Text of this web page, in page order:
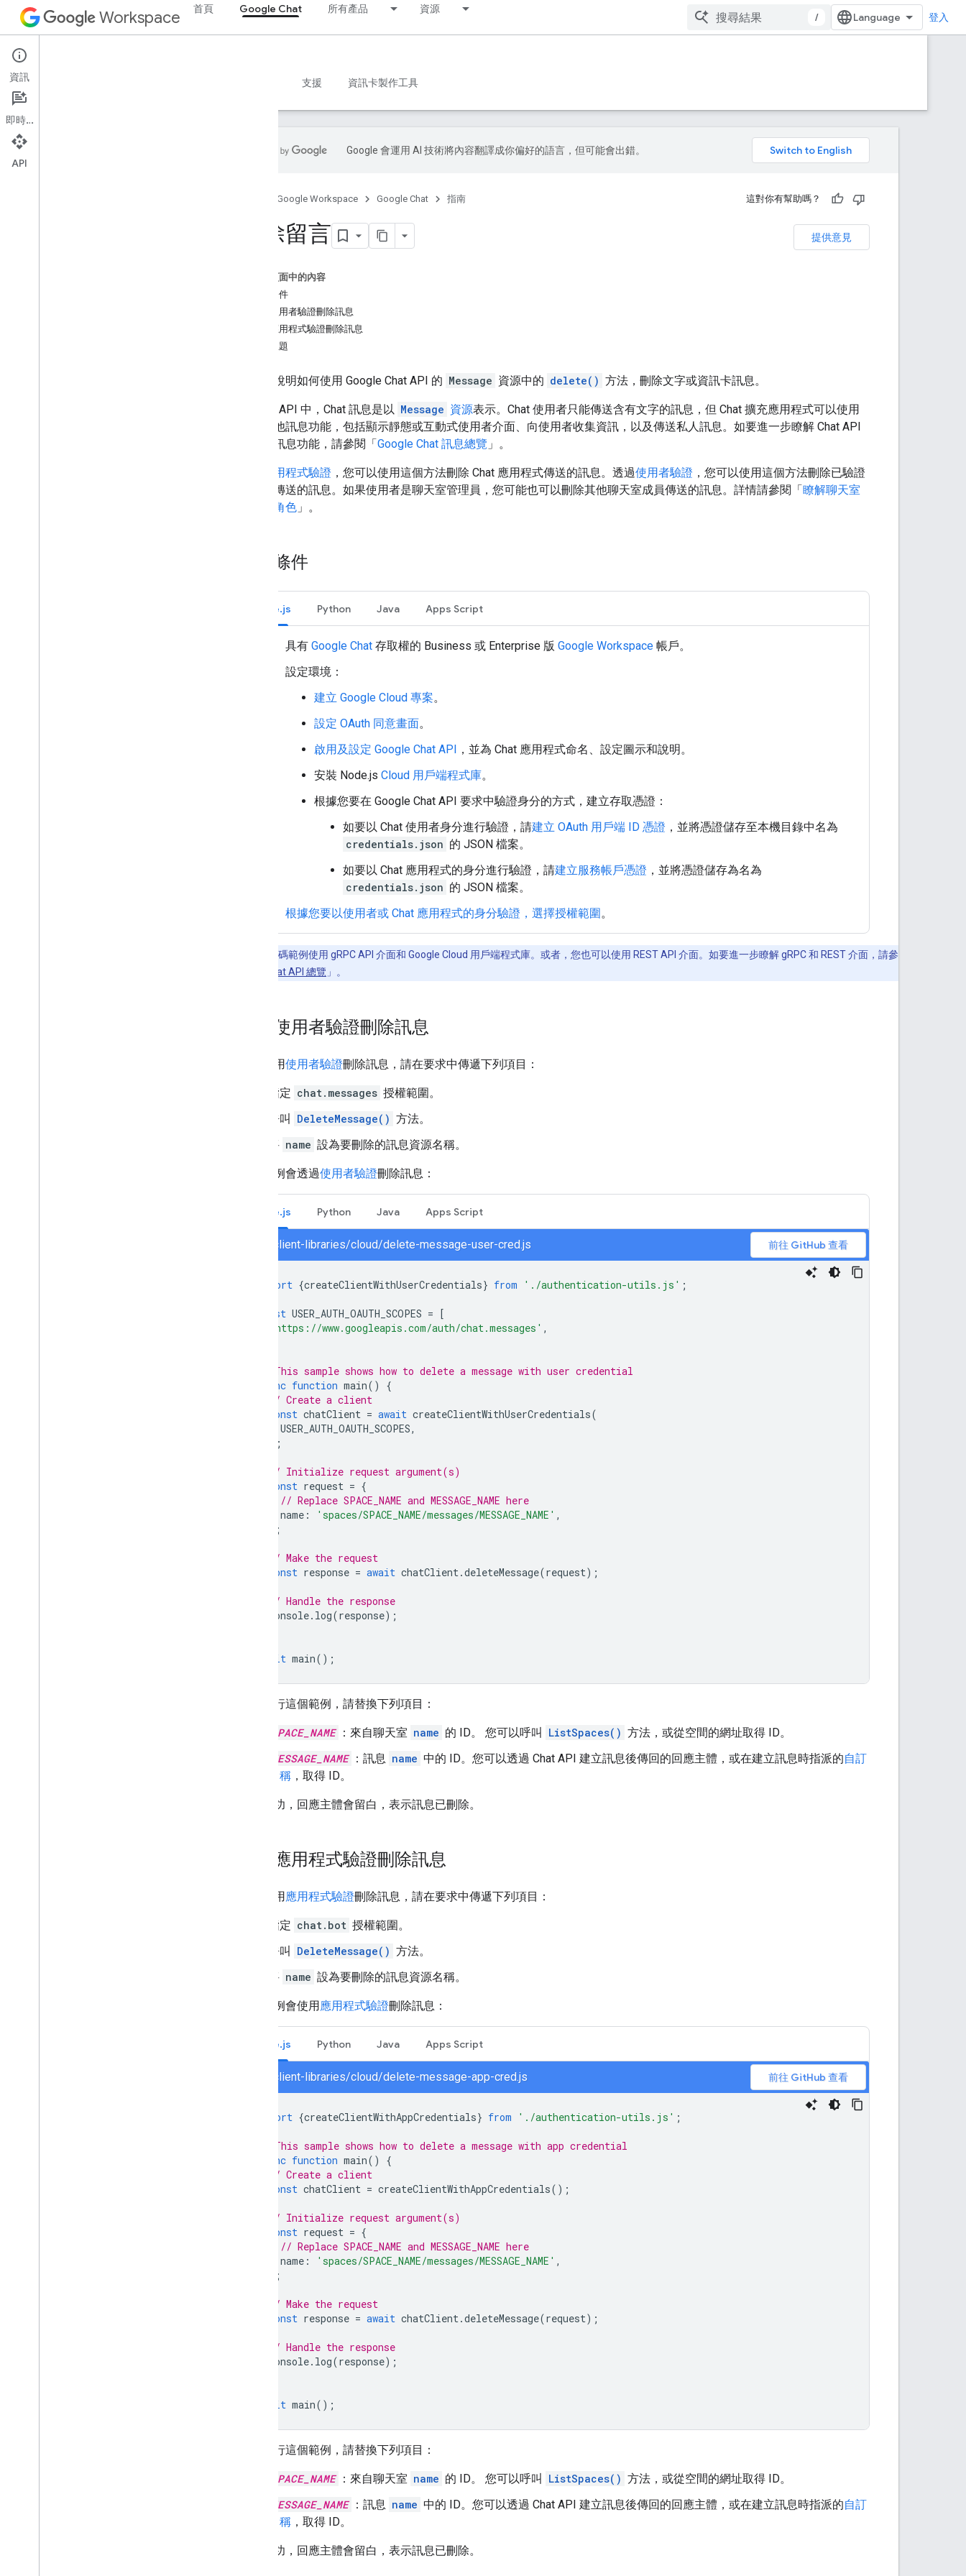
Workspace 首頁 Google Chat 所有產品 資源
/ 登入
Google Chat
總覽 支援 資訊卡製作工具
Google 會運用 AI 技術將內容翻譯成你偏好的語言，但可能會出錯。
Google Workspace Google Chat 指南 這對你有幫助嗎？
提供意見
刪除留言
這個頁面中的內容
必要條件
透過使用者驗證刪除訊息
使用應用程式驗證刪除訊息
相關主題
本指南說明如何使用 Google Chat API 的 Message 資源中的 delete() 方法，刪除文字或資訊卡訊息。
在 Chat API 中，Chat 訊息是以 Message 資源表示。Chat 使用者只能傳送含有文字的訊息，但 Chat 擴充應用程式可以使用
許多其他訊息功能，包括顯示靜態或互動式使用者介面、向使用者收集資訊，以及傳送私人訊息。如要進一步瞭解 Chat API
提供的訊息功能，請參閱「Google Chat 訊息總覽 」。
應用程式驗證 ，您可以使用這個方法刪除 Chat 應用程式傳送的訊息。透過使用者驗證 ，您可以使用這個方法刪除已驗證
使用者傳送的訊息。如果使用者是聊天室管理員，您可能也可以刪除其他聊天室成員傳送的訊息。詳情請參閱「瞭解聊天室
管理員角色 」。
必要條件
Node.js Python Java Apps Script
具有 Google Chat 存取權的 Business 或 Enterprise 版 Google Workspace 帳戶。
設定環境：
建立 Google Cloud 專案。
設定 OAuth 同意畫面。
啟用及設定 Google Chat API ，並為 Chat 應用程式命名、設定圖示和說明。
安裝 Node.js Cloud 用戶端程式庫。
根據您要在 Google Chat API 要求中驗證身分的方式，建立存取憑證：
如要以 Chat 使用者身分進行驗證，請建立 OAuth 用戶端 ID 憑證 ，並將憑證儲存至本機目錄中名為
credentials.json 的 JSON 檔案。
如要以 Chat 應用程式的身分進行驗證，請建立服務帳戶憑證 ，並將憑證儲存為名為
credentials.json 的 JSON 檔案。
根據您要以使用者或 Chat 應用程式的身分驗證，選擇授權範圍。
本頁的程式碼範例使用 gRPC API 介面和 Google Cloud 用戶端程式庫。或者，您也可以使用 REST API 介面。如要進一步瞭解 gRPC 和 REST 介面，請參
Google Chat API 總覽 」。
透過使用者驗證刪除訊息
如要使用使用者驗證刪除訊息，請在要求中傳遞下列項目：
指定 chat.messages 授權範圍。
呼叫
DeleteMessage() 方法。
將 name 設為要刪除的訊息資源名稱。
以下範例會透過使用者驗證刪除訊息：
Node.js Python Java Apps Script
chat/client-libraries/cloud/delete-message-user-cred.js 前往 GitHub 查看
import {createClientWithUserCredentials} from './authentication-utils.js' ;
const USER_AUTH_OAUTH_SCOPES = [
'https://www.googleapis.com/auth/chat.messages' ,
// This sample shows how to delete a message with user credential
async function main()
{
// Create a client
const chatClient = await createClientWithUserCredentials(
USER_AUTH_OAUTH_SCOPES,
);
// Initialize request argument(s)
const request = {
// Replace SPACE_NAME and MESSAGE_NAME here
name : 'spaces/SPACE_NAME/messages/MESSAGE_NAME' ,
};
// Make the request
const response = await chatClient.deleteMessage(request);
// Handle the response
console. log(response);
await main();
如要執行這個範例，請替換下列項目：
SPACE_NAME ：來自聊天室 name 的 ID。 您可以呼叫 ListSpaces() 方法，或從空間的網址取得 ID。
MESSAGE_NAME ：訊息 name 中的 ID。您可以透過 Chat API 建立訊息後傳回的回應主體，或在建立訊息時指派的自訂
名稱 ，取得 ID。
如果成功，回應主體會留白，表示訊息已刪除。
使用應用程式驗證刪除訊息
如要使用應用程式驗證刪除訊息，請在要求中傳遞下列項目：
指定 chat.bot 授權範圍。
呼叫
DeleteMessage() 方法。
將 name 設為要刪除的訊息資源名稱。
以下範例會使用應用程式驗證刪除訊息：
Node.js Python Java Apps Script
chat/client-libraries/cloud/delete-message-app-cred.js 前往 GitHub 查看
import {createClientWithAppCredentials} from './authentication-utils.js' ;
// This sample shows how to delete a message with app credential
async function main()
{
// Create a client
const chatClient = createClientWithAppCredentials();
// Initialize request argument(s)
const request = {
// Replace SPACE_NAME and MESSAGE_NAME here
name : 'spaces/SPACE_NAME/messages/MESSAGE_NAME' ,
};
// Make the request
const response = await chatClient.deleteMessage(request);
// Handle the response
console. log(response);
await main();
如要執行這個範例，請替換下列項目：
SPACE_NAME ：來自聊天室 name 的 ID。 您可以呼叫 ListSpaces() 方法，或從空間的網址取得 ID。
MESSAGE_NAME ：訊息 name 中的 ID。您可以透過 Chat API 建立訊息後傳回的回應主體，或在建立訊息時指派的自訂
名稱 ，取得 ID。
如果成功，回應主體會留白，表示訊息已刪除。
資訊
即時通訊
API